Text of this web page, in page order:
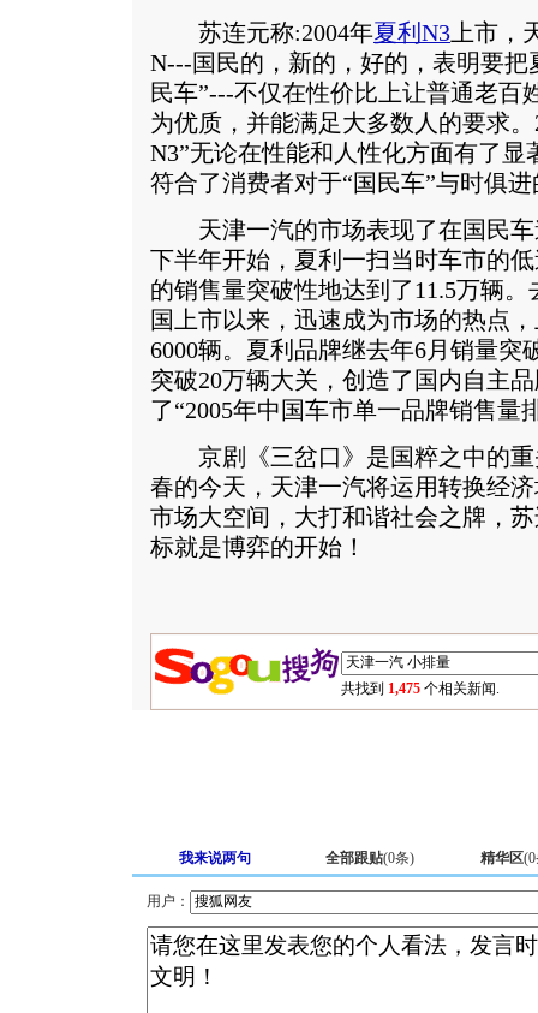
苏连元称:2004年夏利N3 上市，
N---国民的，新的，好的，表明要把
民车”---不仅在性价比上让普通老百
为优质，并能满足大多数人的要求
N3”无论在性能和人性化方面有了
符合了消费者对于“国民车”与时俱
天津一汽的市场表现了在国民车
下半年开始，夏利一扫当时车市的
的销售量突破性地达到了11.5万辆
国上市以来，迅速成为市场的热点
6000辆。夏利品牌继去年6月销量突
突破20万辆大关，创造了国内自主
了“2005年中国车市单一品牌销售量
京剧《三岔口》是国粹之中的重
春的今天，天津一汽将运用转换经
市场大空间，大打和谐社会之牌，
标就是博弈的开始！
共找到 1,475 个相关新闻.
我来说两句 全部跟贴(0条) 精华区(0
用户：